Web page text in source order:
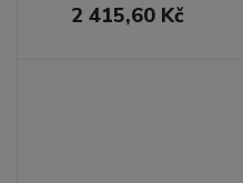
2 415,60 Kč